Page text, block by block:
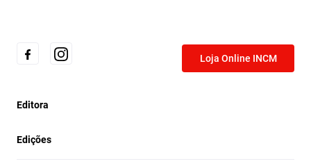
Loja Online INCM
Editora
Edições